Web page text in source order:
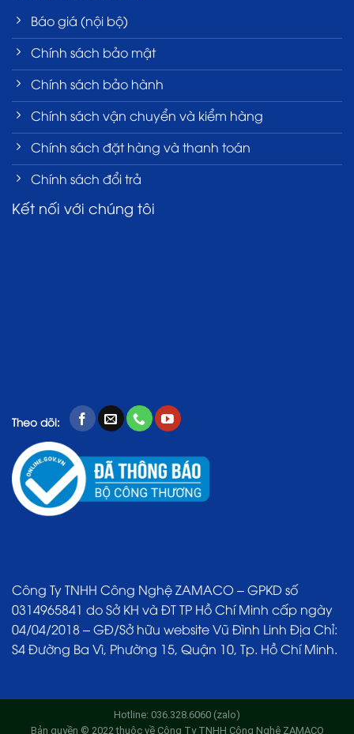
Báo giá (nội bộ)
Chính sách bảo mật
Chính sách bảo hành
Chính sách vận chuyển và kiểm hàng
Chính sách đặt hàng và thanh toán
Chính sách đổi trả
Kết nối với chúng tôi
Theo dõi:
Công Ty TNHH Công Nghệ ZAMACO – GPKD số
0314965841 do Sở KH và ĐT TP Hồ Chí Minh cấp ngày
04/04/2018 – GĐ/Sở hữu website Vũ Đình Linh Địa Chỉ:
S4 Đường Ba Vì, Phường 15, Quận 10, Tp. Hồ Chí Minh.
Hotline: 036.328.6060 (zalo)
Bản quyền © 2022 thuộc về Công Ty TNHH Công Nghệ ZAMACO